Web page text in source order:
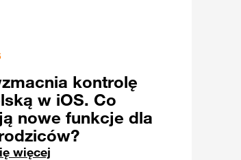
kontrolę
w iOS. Co
nowe funkcje dla
więcej